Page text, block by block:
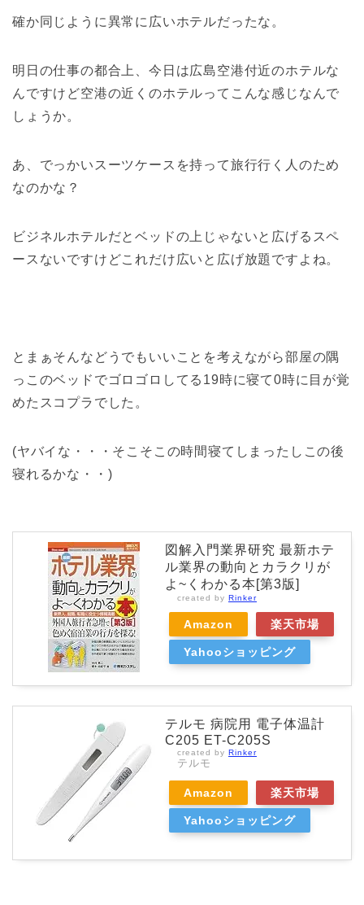
確か同じように異常に広いホテルだったな。
明日の仕事の都合上、今日は広島空港付近のホテルな
んですけど空港の近くのホテルってこんな感じなんで
しょうか。
あ、でっかいスーツケースを持って旅行行く人のため
なのかな？
ビジネルホテルだとベッドの上じゃないと広げるスペ
ースないですけどこれだけ広いと広げ放題ですよね。
とまぁそんなどうでもいいことを考えながら部屋の隅
っこのベッドでゴロゴロしてる19時に寝て0時に目が覚
めたスコプラでした。
(ヤバイな・・・そこそこの時間寝てしまったしこの後
寝れるかな・・)
図解入門業界研究 最新ホテ
ル業界の動向とカラクリが
よ~くわかる本[第3版]
created by Rinker
Amazon 楽天市場
Yahooショッピング
テルモ 病院用 電子体温計
C205 ET-C205S
created by Rinker
テルモ
Amazon 楽天市場
Yahooショッピング